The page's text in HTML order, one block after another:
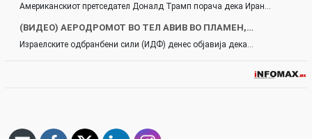
Американскиот претседател Доналд Трамп порача дека Иран…
(ВИДЕО) АЕРОДРОМОТ ВО ТЕЛ АВИВ ВО ПЛАМЕН,…
Израелските одбранбени сили (ИДФ) денес објавија дека…